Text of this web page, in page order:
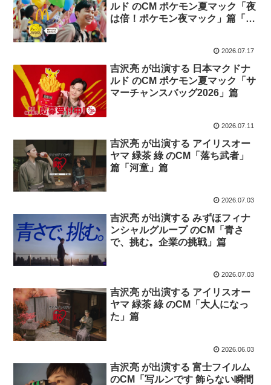
ルド のCM ポケモン夏マック「夜
は倍！ポケモン夜マック」篇「ポ
2026.07.17
吉沢亮 が出演する 日本マクドナ
ルド のCM ポケモン夏マック「サ
マーチャンスバッグ2026」篇
2026.07.11
吉沢亮 が出演する アイリスオー
ヤマ 緑茶 綠 のCM「落ち武者」
篇「河童」篇
2026.07.03
吉沢亮 が出演する みずほフィナ
ンシャルグループ のCM「青さ
で、挑む。企業の挑戦」篇
2026.07.03
吉沢亮 が出演する アイリスオー
ヤマ 緑茶 綠 のCM「大人になっ
た」篇
2026.06.03
吉沢亮 が出演する 富士フイルム
のCM「写ルンです 飾らない瞬間